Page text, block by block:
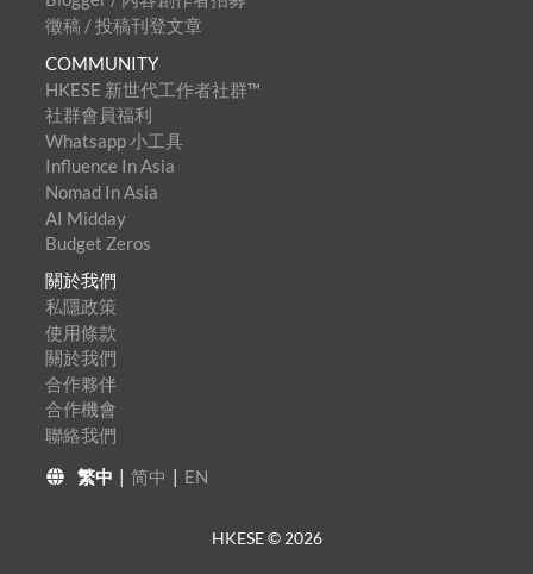
徵稿 / 投稿刊登文章
COMMUNITY
HKESE 新世代工作者社群™
社群會員福利
Whatsapp 小工具
Influence In Asia
Nomad In Asia
AI Midday
Budget Zeros
關於我們
私隱政策
使用條款
關於我們
合作夥伴
合作機會
聯絡我們
繁中 | 简中 | EN
HKESE © 2026